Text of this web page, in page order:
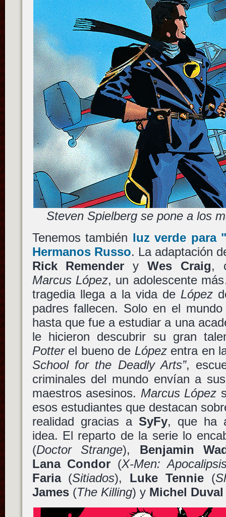
Steven Spielberg se pone a los
Tenemos también luz verde para
Hermanos Russo. La adaptación
Rick Remender yWes Craig,
Marcus López, un adolescente
tragedia llega a la vida de López
padres fallecen. Solo en el
hasta que fue a estudiar a una
le hicieron descubrir su gran
Potterel bueno de Lópezentra en
School for the Deadly Arts”,
criminales del mundo envían a
maestros asesinos. Marcus López
esos estudiantes que destacan
realidad gracias a SyFy, que ha
idea. El reparto de la serie lo
(Doctor Strange), Benjamin
Lana Condor (X-Men:
Faria(Sitiados), Luke Tennie (
James(The Killing) y Michel Duval